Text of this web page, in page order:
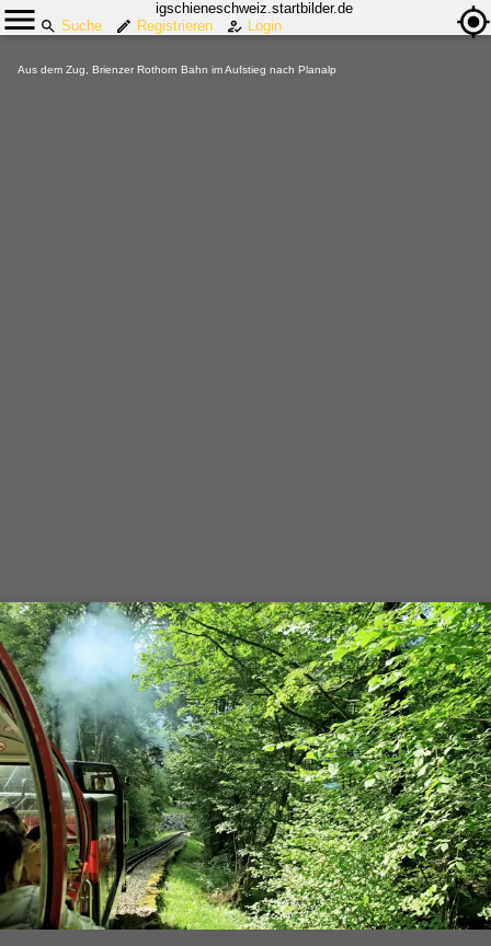
igschieneschweiz.startbilder.de
Suche
Registrieren Login
Aus dem Zug, Brienzer Rothorn Bahn im Aufstieg nach Planalp